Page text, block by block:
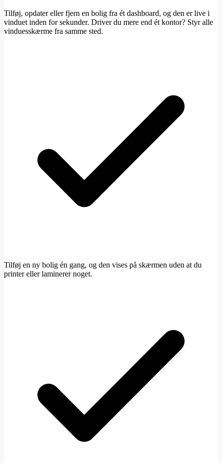
Tilføj, opdater eller fjern en bolig fra ét dashboard, og den er live i
vinduet inden for sekunder. Driver du mere end ét kontor? Styr alle
vinduesskærme fra samme sted.
Tilføj en ny bolig én gang, og den vises på skærmen uden at du
printer eller laminerer noget.